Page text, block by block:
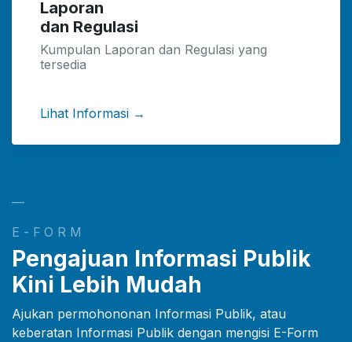
Laporan
dan Regulasi
Kumpulan Laporan dan Regulasi yang
tersedia
Lihat Informasi →
—
E-FORM
Pengajuan Informasi Publik
Kini Lebih Mudah
Ajukan permohononan Informasi Publik, atau
keberatan Informasi Publik dengan mengisi E-Form